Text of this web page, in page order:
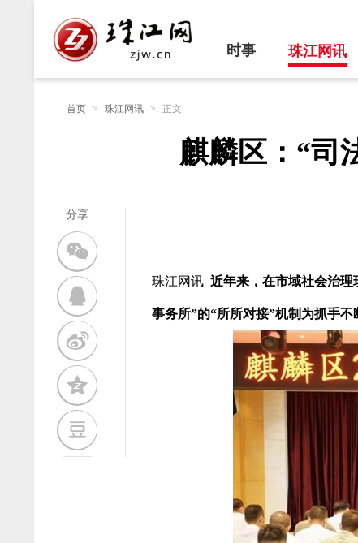
时事 珠江网讯
首页 > 珠江网讯 > 正文
麒麟区：“司
分享
珠江网讯 近年来，在市域社会治
事务所”的“所所对接”机制为抓手